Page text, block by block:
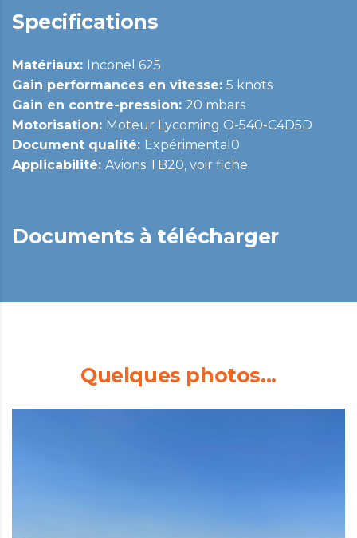
Specifications
Matériaux: Inconel 625
Gain performances en vitesse: 5 knots
Gain en contre-pression: 20 mbars
Motorisation: Moteur Lycoming O-540-C4D5D
Document qualité: Expérimental0
Applicabilité: Avions TB20, voir fiche
Documents à télécharger
Quelques photos...